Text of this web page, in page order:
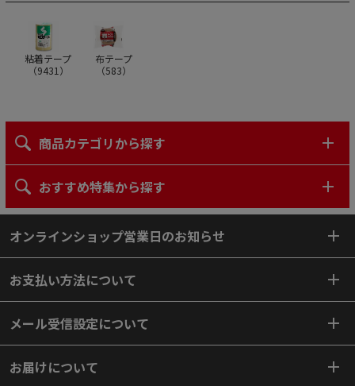
粘着テープ
（9431 ）
布テープ
（583）
商品カテゴリから探す
おすすめ特集から探す
オンラインショップ営業日のお知らせ
お支払い方法について
メール受信設定について
お届けについて